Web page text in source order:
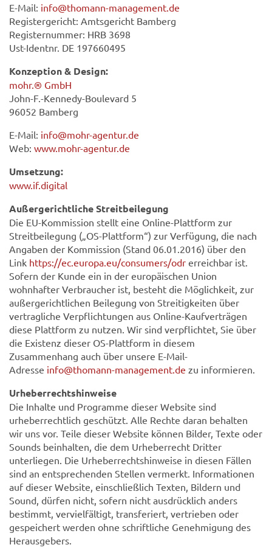
E-Mail: info@thomann-management.de
Registergericht: Amtsgericht Bamberg
Registernummer: HRB 3698
Ust-Identnr. DE 197660495
Konzeption & Design:
mohr.® GmbH
John-F.-Kennedy-Boulevard 5
96052 Bamberg
E-Mail: info@mohr-agentur.de
Web: www.mohr-agentur.de
Umsetzung:
www.if.digital
Außergerichtliche Streitbeilegung
Die EU-Kommission stellt eine Online-Plattform zur
Streitbeilegung („OS-Plattform“) zur Verfügung, die nach
Angaben der Kommission (Stand 06.01.2016) über den
Link https://ec.europa.eu/consumers/odr erreichbar ist.
Sofern der Kunde ein in der europäischen Union
wohnhafter Verbraucher ist, besteht die Möglichkeit, zur
außergerichtlichen Beilegung von Streitigkeiten über
vertragliche Verpflichtungen aus Online-Kaufverträgen
diese Plattform zu nutzen. Wir sind verpflichtet, Sie über
die Existenz dieser OS-Plattform in diesem
Zusammenhang auch über unsere E-Mail-
Adresse info@thomann-management.de zu informieren.
Urheberrechtshinweise
Die Inhalte und Programme dieser Website sind
urheberrechtlich geschützt. Alle Rechte daran behalten
wir uns vor. Teile dieser Website können Bilder, Texte oder
Sounds beinhalten, die dem Urheberrecht Dritter
unterliegen. Die Urheberrechtshinweise in diesen Fällen
sind an entsprechenden Stellen vermerkt. Informationen
auf dieser Website, einschließlich Texten, Bildern und
Sound, dürfen nicht, sofern nicht ausdrücklich anders
bestimmt, vervielfältigt, transferiert, vertrieben oder
gespeichert werden ohne schriftliche Genehmigung des
Herausgebers.